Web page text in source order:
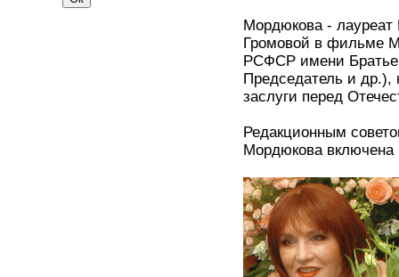
Мордюкова -
Громовой в фильме
РСФСР имени
Председатель и др.),
заслуги перед
Редакционным
Мордюкова включена